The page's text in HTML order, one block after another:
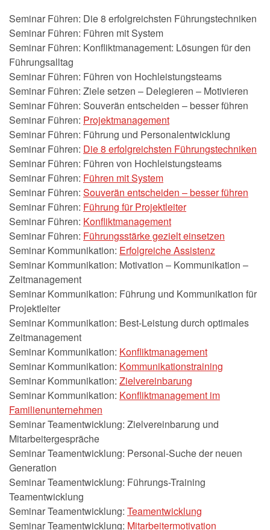
Seminar Führen: Die 8 erfolgreichsten Führungstechniken
Seminar Führen: Führen mit System
Seminar Führen: Konfliktmanagement: Lösungen für den
Führungsalltag
Seminar Führen: Führen von Hochleistungsteams
Seminar Führen: Ziele setzen – Delegieren – Motivieren
Seminar Führen: Souverän entscheiden – besser führen
Seminar Führen: Projektmanagement
Seminar Führen: Führung und Personalentwicklung
Seminar Führen: Die 8 erfolgreichsten Führungstechniken
Seminar Führen: Führen von Hochleistungsteams
Seminar Führen: Führen mit System
Seminar Führen: Souverän entscheiden – besser führen
Seminar Führen: Führung für Projektleiter
Seminar Führen: Konfliktmanagement
Seminar Führen: Führungsstärke gezielt einsetzen
Seminar Kommunikation: Erfolgreiche Assistenz
Seminar Kommunikation: Motivation – Kommunikation –
Zeitmanagement
Seminar Kommunikation: Führung und Kommunikation für
Projektleiter
Seminar Kommunikation: Best-Leistung durch optimales
Zeitmanagement
Seminar Kommunikation: Konfliktmanagement
Seminar Kommunikation: Kommunikationstraining
Seminar Kommunikation: Zielvereinbarung
Seminar Kommunikation: Konfliktmanagement im
Familienunternehmen
Seminar Teamentwicklung: Zielvereinbarung und
Mitarbeitergespräche
Seminar Teamentwicklung: Personal-Suche der neuen
Generation
Seminar Teamentwicklung: Führungs-Training
Teamentwicklung
Seminar Teamentwicklung: Teamentwicklung
Seminar Teamentwicklung: Mitarbeitermotivation